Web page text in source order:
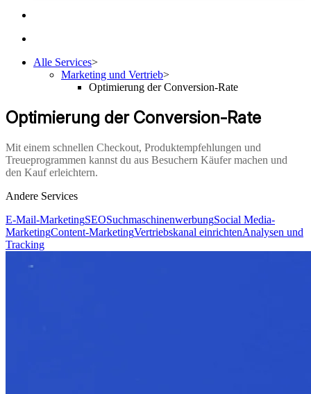
Alle Services>
Marketing und Vertrieb>
Optimierung der Conversion-Rate
Optimierung der Conversion-Rate
Mit einem schnellen Checkout, Produktempfehlungen und
Treueprogrammen kannst du aus Besuchern Käufer machen und
den Kauf erleichtern.
Andere Services
E-Mail-MarketingSEOSuchmaschinenwerbungSocial Media-
MarketingContent-MarketingVertriebskanal einrichtenAnalysen und
Tracking